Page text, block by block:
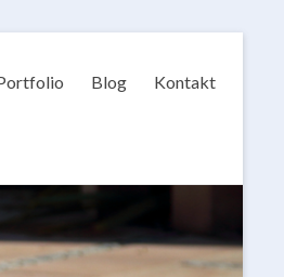
Blog Kontakt